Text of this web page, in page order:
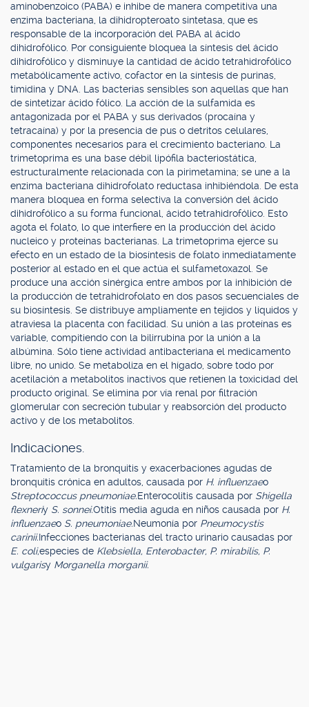
aminobenzoico (PABA) e inhibe de manera competitiva una
enzima bacteriana, la dihidropteroato sintetasa, que es
responsable de la incorporación del PABA al ácido
dihidrofólico. Por consiguiente bloquea la síntesis del ácido
dihidrofólico y disminuye la cantidad de ácido tetrahidrofólico
metabólicamente activo, cofactor en la síntesis de purinas,
timidina y DNA. Las bacterias sensibles son aquellas que han
de sintetizar ácido fólico. La acción de la sulfamida es
antagonizada por el PABA y sus derivados (procaína y
tetracaína) y por la presencia de pus o detritos celulares,
componentes necesarios para el crecimiento bacteriano. La
trimetoprima es una base débil lipófila bacteriostática,
estructuralmente relacionada con la pirimetamina; se une a la
enzima bacteriana dihidrofolato reductasa inhibiéndola. De esta
manera bloquea en forma selectiva la conversión del ácido
dihidrofólico a su forma funcional, ácido tetrahidrofólico. Esto
agota el folato, lo que interfiere en la producción del ácido
nucleico y proteínas bacterianas. La trimetoprima ejerce su
efecto en un estado de la biosíntesis de folato inmediatamente
posterior al estado en el que actúa el sulfametoxazol. Se
produce una acción sinérgica entre ambos por la inhibición de
la producción de tetrahidrofolato en dos pasos secuenciales de
su biosíntesis. Se distribuye ampliamente en tejidos y líquidos y
atraviesa la placenta con facilidad. Su unión a las proteínas es
variable, compitiendo con la bilirrubina por la unión a la
albúmina. Sólo tiene actividad antibacteriana el medicamento
libre, no unido. Se metaboliza en el hígado, sobre todo por
acetilación a metabolitos inactivos que retienen la toxicidad del
producto original. Se elimina por vía renal por filtración
glomerular con secreción tubular y reabsorción del producto
activo y de los metabolitos.
Indicaciones.
Tratamiento de la bronquitis y exacerbaciones agudas de
bronquitis crónica en adultos, causada por H. influenzaeo
Streptococcus pneumoniae.Enterocolitis causada por Shigella
flexneriy S. sonnei.Otitis media aguda en niños causada por H.
influenzaeo S. pneumoniae.Neumonía por Pneumocystis
carinii.Infecciones bacterianas del tracto urinario causadas por
E. coli,especies de Klebsiella, Enterobacter, P. mirabilis, P.
vulgarisy Morganella morganii.